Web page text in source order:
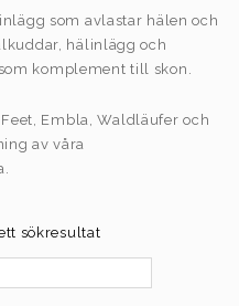
som avlastar hälen och
hälinlägg och
komplement till skon.
Embla, Waldläufer och
av våra
sökresultat